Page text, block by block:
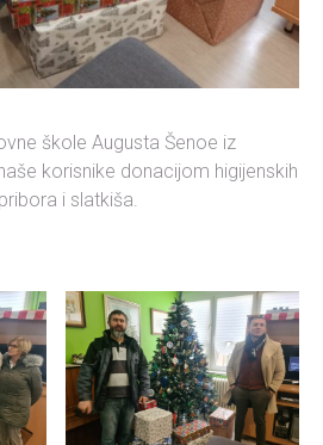
škole Augusta Šenoe iz
korisnike donacijom higijenskih
i slatkiša.